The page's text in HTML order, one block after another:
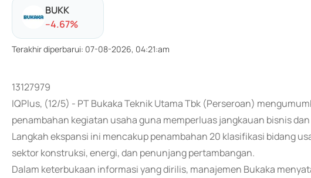
BUKK
--4.67%
Terakhir diperbarui: 07-08-2026, 04:21:am
13127979
IQPlus, (12/5) - PT Bukaka Teknik Utama Tbk (Perseroan)
penambahan kegiatan usaha guna memperluas jangkauan bisnis
Langkah ekspansi ini mencakup penambahan 20 klasifikasi bidang
sektor konstruksi, energi, dan penunjang pertambangan.
Dalam keterbukaan informasi yang dirilis, manajemen Bukaka